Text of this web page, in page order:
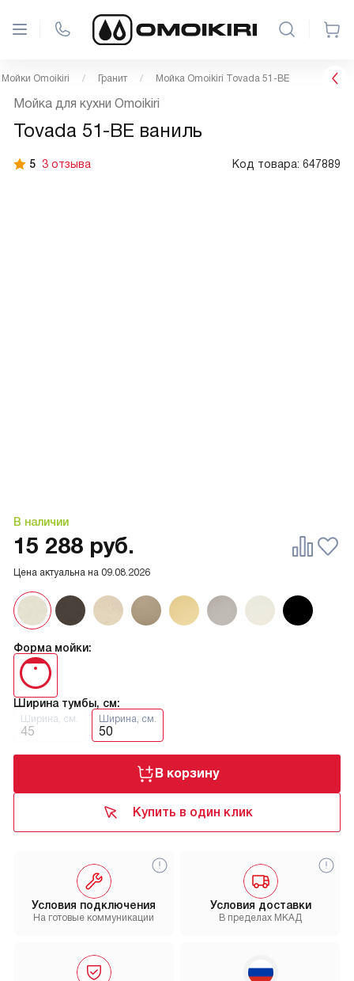
Мойки Omoikiri Гранит Мойка Omoikiri Tovada 51-BE
5 3 отзыва Код товара: 647889
В наличии
Мойка для кухни Omoikiri
Tovada 51-BE ваниль
Форма мойки:
Ширина тумбы, см:
Ширина, см.
45
Ширина, см.
50
Цена актуальна на 09.08.2026
15 288 руб.
В корзину
Купить в один клик
Условия доставки
В пределах МКАД
Условия подключения
На готовые коммуникации